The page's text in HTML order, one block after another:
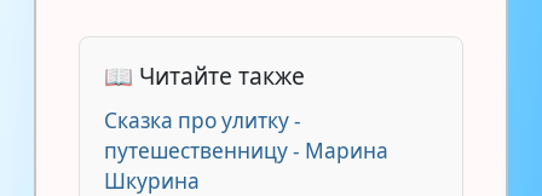
📖 Читайте также
Сказка про улитку -
путешественницу - Марина
Шкурина